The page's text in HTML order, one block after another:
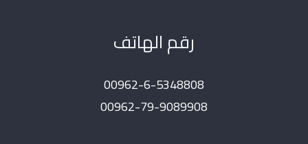
رقم الهاتف
00962-6-5348808
00962-79-9089908